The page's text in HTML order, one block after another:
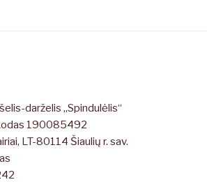
darželis „Spindulėlis“
190085492
LT-80114 Šiaulių r. sav.